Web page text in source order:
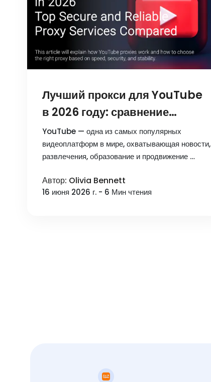
Лучший прокси для YouTube
в 2026 году: сравнение
топовых безопасных и
надежных сервисов
YouTube — одна из самых популярных
видеоплатформ в мире, охватывающая новости,
развлечения, образование и продвижение …
Автор: Olivia Bennett
16 июня 2026 г. - 6 Мин чтения